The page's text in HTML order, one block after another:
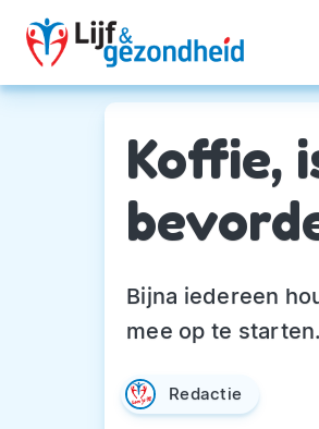
Koffie,
Bijna iedereen
mee op te starten.
Redactie